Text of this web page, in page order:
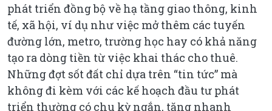
phát triển đồng bộ về hạ tầng giao thông, kinh
tế, xã hội, ví dụ như việc mở thêm các tuyến
đường lớn, metro, trường học hay có khả năng
tạo ra dòng tiền từ việc khai thác cho thuê.
Những đợt sốt đất chỉ dựa trên “tin tức” mà
không đi kèm với các kế hoạch đầu tư phát
triển thường có chu kỳ ngắn, tăng nhanh